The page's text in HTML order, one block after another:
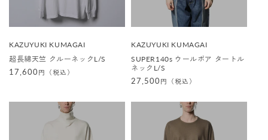
販
元
:
KAZUYUKI KUMAGAI
超長綿天竺 クルーネックL/S
通
17,600円（税込）
販
元
:
KAZUYUKI KUMAGAI
SUPER140s ウールボア タートル
ネックL/S
通
価
27,500円（税込）